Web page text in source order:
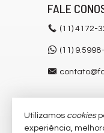
FALE
(11) 4172-
(11)
VEJA MAIS
Utilizamos cookies
experiência,